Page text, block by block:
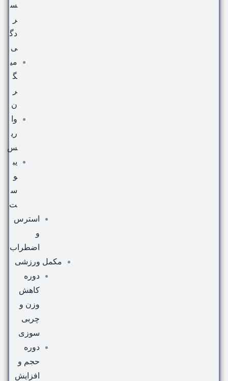
س
ر
دگ
ی
می
گ
ر
ن
وا
ری
س
یب
و
س
ت
استرس
و
اضطراب
مکمل ورزشی
دوره
کاهش
وزن و
چربی
سوزی
دوره
حجم و
افزایش